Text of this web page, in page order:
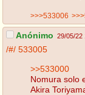
>>>533006
Anónimo 29/05/22
/#/ 533005
>>533000
Nomura solo
Akira